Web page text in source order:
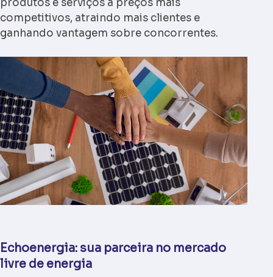
produtos e serviços a preços mais
competitivos, atraindo mais clientes e
ganhando vantagem sobre concorrentes.
Echoenergia: sua parceira no mercado
livre de energia